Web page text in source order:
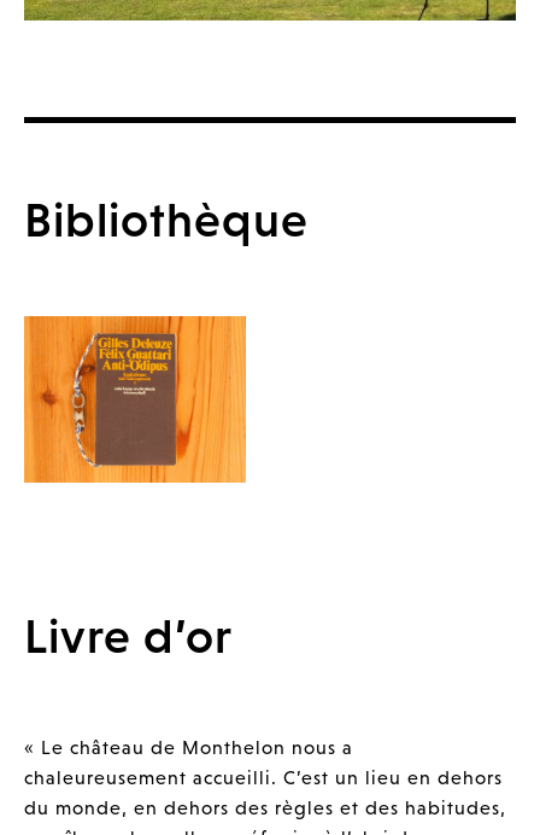
Bibliothèque
Livre d’or
« Le château de Monthelon nous a
chaleureusement accueilli. C’est un lieu en dehors
du monde, en dehors des règles et des habitudes,